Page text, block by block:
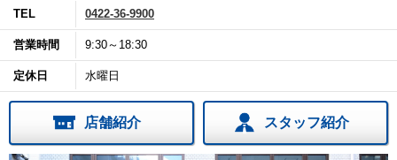
TEL 0422-36-9900
営業時間 9:30～18:30
定休日 水曜日
店舗紹介 スタッフ紹介